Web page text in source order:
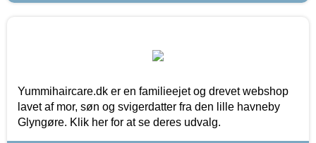
Yummihaircare.dk er en familieejet og drevet webshop
lavet af mor, søn og svigerdatter fra den lille havneby
Glyngøre. Klik her for at se deres udvalg.